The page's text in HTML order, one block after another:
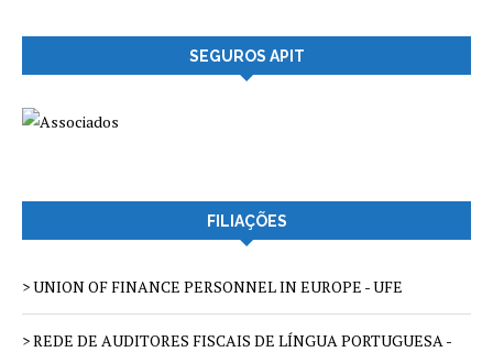
SEGUROS APIT
FILIAÇÕES
> UNION OF FINANCE PERSONNEL IN EUROPE - UFE
> REDE DE AUDITORES FISCAIS DE LÍNGUA PORTUGUESA -